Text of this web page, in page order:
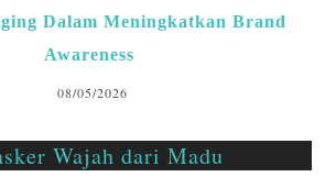
Dalam Meningkatkan Brand
Awareness
08/05/2026